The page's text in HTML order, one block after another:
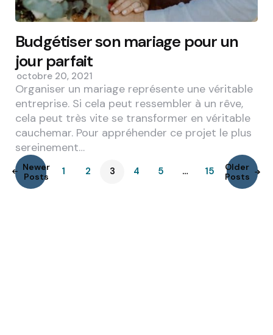
Budgétiser son mariage pour un
jour parfait
octobre 20, 2021
Organiser un mariage représente une véritable
entreprise. Si cela peut ressembler à un rêve,
cela peut très vite se transformer en véritable
cauchemar. Pour appréhender ce projet le plus
sereinement…
Newer
Posts
1 2 3 4 5 … 15
Older
Posts